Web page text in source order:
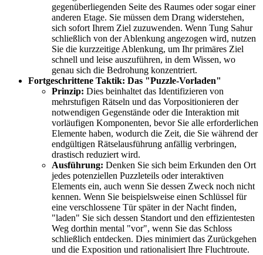
gegenüberliegenden Seite des Raumes oder sogar einer
anderen Etage. Sie müssen dem Drang widerstehen,
sich sofort Ihrem Ziel zuzuwenden. Wenn Tung Sahur
schließlich von der Ablenkung angezogen wird, nutzen
Sie die kurzzeitige Ablenkung, um Ihr primäres Ziel
schnell und leise auszuführen, in dem Wissen, wo
genau sich die Bedrohung konzentriert.
Fortgeschrittene Taktik: Das "Puzzle-Vorladen"
Prinzip: Dies beinhaltet das Identifizieren von
mehrstufigen Rätseln und das Vorpositionieren der
notwendigen Gegenstände oder die Interaktion mit
vorläufigen Komponenten, bevor Sie alle erforderlichen
Elemente haben, wodurch die Zeit, die Sie während der
endgültigen Rätselausführung anfällig verbringen,
drastisch reduziert wird.
Ausführung: Denken Sie sich beim Erkunden den Ort
jedes potenziellen Puzzleteils oder interaktiven
Elements ein, auch wenn Sie dessen Zweck noch nicht
kennen. Wenn Sie beispielsweise einen Schlüssel für
eine verschlossene Tür später in der Nacht finden,
"laden" Sie sich dessen Standort und den effizientesten
Weg dorthin mental "vor", wenn Sie das Schloss
schließlich entdecken. Dies minimiert das Zurückgehen
und die Exposition und rationalisiert Ihre Fluchtroute.